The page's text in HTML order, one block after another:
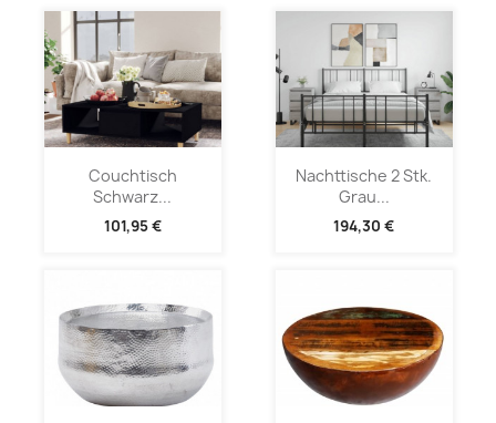
Couchtisch
Schwarz...
101,95 €
Nachttische 2 Stk.
Grau...
194,30 €